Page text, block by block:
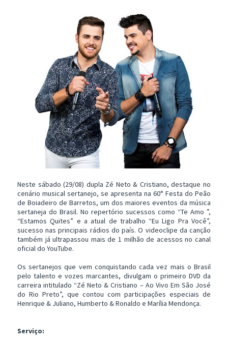
Neste sábado (29/08) dupla Zé Neto & Cristiano, destaque no
cenário musical sertanejo, se apresenta na 60° Festa do Peão
de Boiadeiro de Barretos, um dos maiores eventos da música
sertaneja do Brasil. No repertório sucessos como “Te Amo ”,
“Estamos Quites” e a atual de trabalho “Eu Ligo Pra Você”,
sucesso nas principais rádios do país. O videoclipe da canção
também já ultrapassou mais de 1 milhão de acessos no canal
oficial do YouTube.
Os sertanejos que vem conquistando cada vez mais o Brasil
pelo talento e vozes marcantes, divulgam o primeiro DVD da
carreira intitulado “Zé Neto & Cristiano – Ao Vivo Em São José
do Rio Preto”, que contou com participações especiais de
Henrique & Juliano, Humberto & Ronaldo e Marília Mendonça.
Serviço: